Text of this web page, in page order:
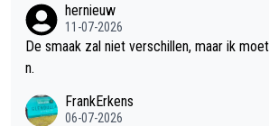
hernieuw
11-07-2026
De smaak zal niet verschillen, maar ik
n.
FrankErkens
06-07-2026